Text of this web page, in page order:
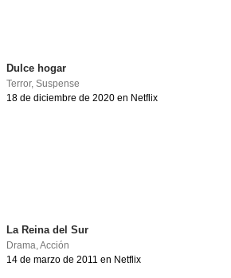
Dulce hogar
Terror,Suspense
18 de diciembre de 2020 en Netflix
La Reina del Sur
Drama,Acción
14 de marzo de 2011 en Netflix